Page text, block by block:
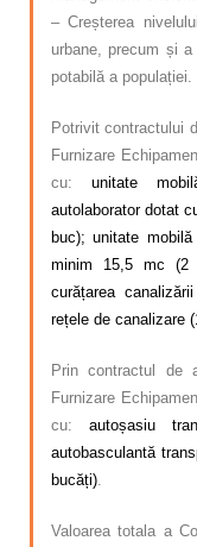
– Creșterea
urbane, precum și
potabilă a populației.
Potrivit contractului
Furnizare
cu:unitate
autolaborator dotat
buc); unitate
minim 15,5 mc (2
curățarea
rețele de canalizare
Prin contractul de
Furnizare
cu: autoșasiu
autobasculantă
bucăți)
Valoarea totala a